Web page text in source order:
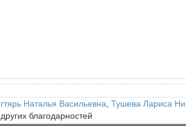
Наталья Васильевна Тушева Лариса
благодарностей